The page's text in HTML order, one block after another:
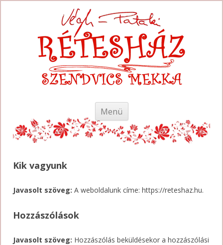
Menü Skip
content
Kik vagyunk
Javasolt szöveg: A weboldalunk címe: https://reteshaz.hu.
Hozzászólások
Javasolt szöveg: Hozzászólás beküldésekor a hozzászólási